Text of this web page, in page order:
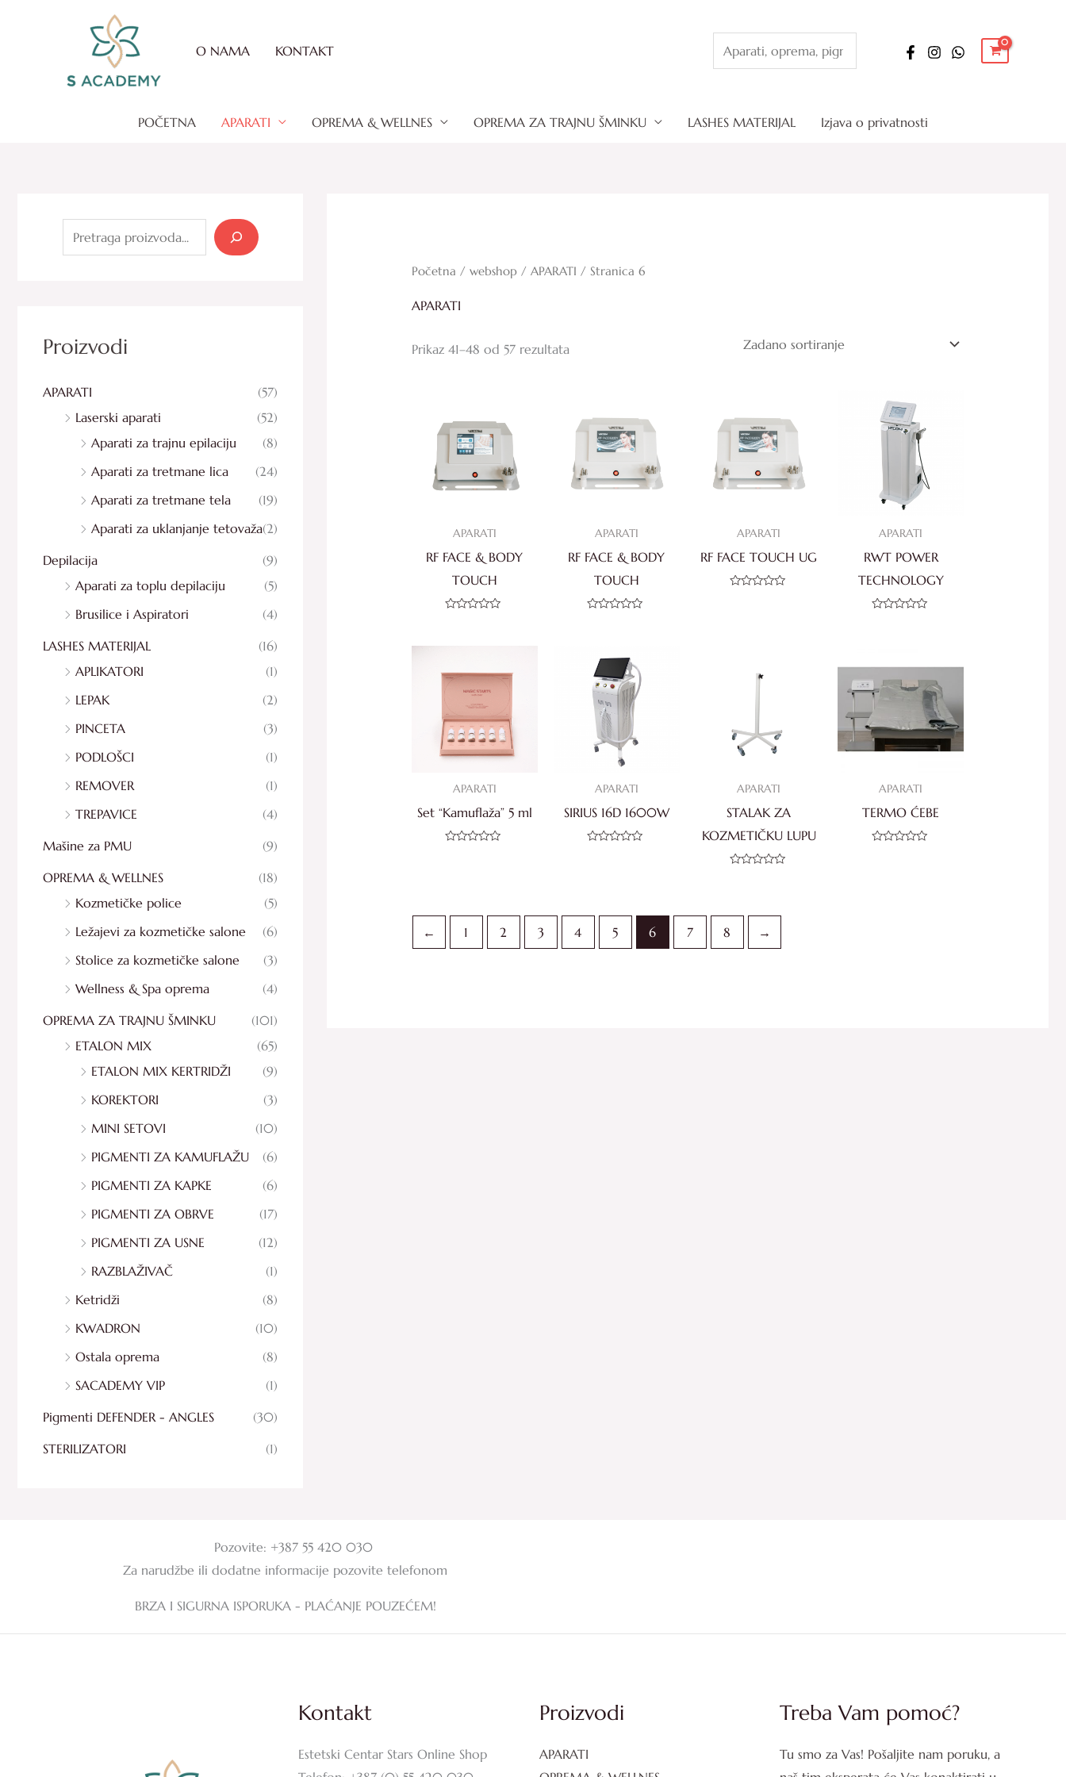
O NAMA KONTAKT
POČETNA APARATI OPREMA & WELLNES OPREMA ZA TRAJNU ŠMINKU LASHES MATERIJAL Izjava o privatnosti
e
Proizvodi
APARATI
(57)
Laserski aparati
(52)
Aparati za trajnu epilaciju
(8)
Aparati za tretmane lica
(24)
Aparati za tretmane tela
(19)
Aparati za uklanjanje tetovaža(2)
Depilacija
(9)
Aparati za toplu depilaciju
(5)
Brusilice i Aspiratori
(4)
LASHES MATERIJAL
(16)
APLIKATORI
(1)
LEPAK
(2)
PINCETA
(3)
PODLOŠCI
(1)
REMOVER
(1)
TREPAVICE
(4)
Mašine za PMU
(9)
OPREMA & WELLNES
(18)
Kozmetičke police
(5)
Ležajevi za kozmetičke salone
(6)
Stolice za kozmetičke salone
(3)
Wellness & Spa oprema
(4)
OPREMA ZA TRAJNU ŠMINKU
(101)
ETALON MIX
(65)
ETALON MIX KERTRIDŽI
(9)
KOREKTORI
(3)
MINI SETOVI
(10)
PIGMENTI ZA KAMUFLAŽU
(6)
PIGMENTI ZA KAPKE
(6)
PIGMENTI ZA OBRVE
(17)
PIGMENTI ZA USNE
(12)
RAZBLAŽIVAČ
(1)
Ketridži
(8)
KWADRON
(10)
Ostala oprema
(8)
SACADEMY VIP
(1)
Pigmenti DEFENDER - ANGLES
(30)
STERILIZATORI
(1)
Početna / webshop/ APARATI / Stranica 6
APARATI
Prikaz 41–48 od 57 rezultata
APARATI
RF FACE & BODY
TOUCH
APARATI
RF FACE & BODY
TOUCH
APARATI
RF FACE TOUCH UG
APARATI
RWT POWER
TECHNOLOGY
APARATI
Set “Kamuflaža” 5 ml
APARATI
SIRIUS 16D 1600W
APARATI
STALAK ZA
KOZMETIČKU LUPU
APARATI
TERMO ĆEBE
← 1 2 3 4 5 6 7 8 →
Pozovite: +387 55 420 030
Za narudžbe ili dodatne informacije pozovite telefonom
BRZA I SIGURNA ISPORUKA - PLAĆANJE POUZEĆEM!
Kontakt
Estetski Centar Stars Online Shop
Proizvodi
APARATI
Treba Vam pomoć?
Tu smo za Vas! Pošaljite nam poruku, a